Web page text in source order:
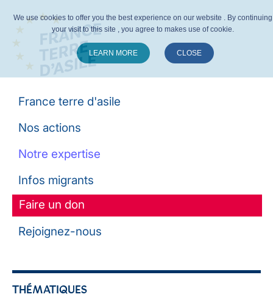
France terre d'asile
Nos actions
Notre expertise
Infos migrants
Faire un don
Rejoignez-nous
THÉMATIQUES
We use cookies to offer you the best experience on our website . By continuing
your visit to this site , you agree to makes use of cookie.
LEARN MORE CLOSE